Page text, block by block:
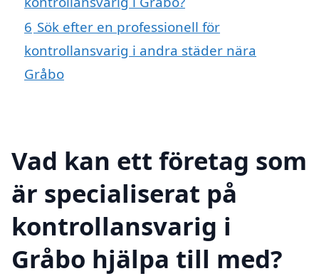
6 Sök efter en professionell för
kontrollansvarig i andra städer nära
Gråbo
Vad kan ett företag som
är specialiserat på
kontrollansvarig i
Gråbo hjälpa till med?